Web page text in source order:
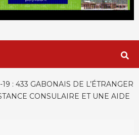
: 433 GABONAIS DE L’ÉTRANGER
CONSULAIRE ET UNE AIDE